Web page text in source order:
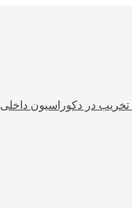
تخریب در دکوراسیون داخلی